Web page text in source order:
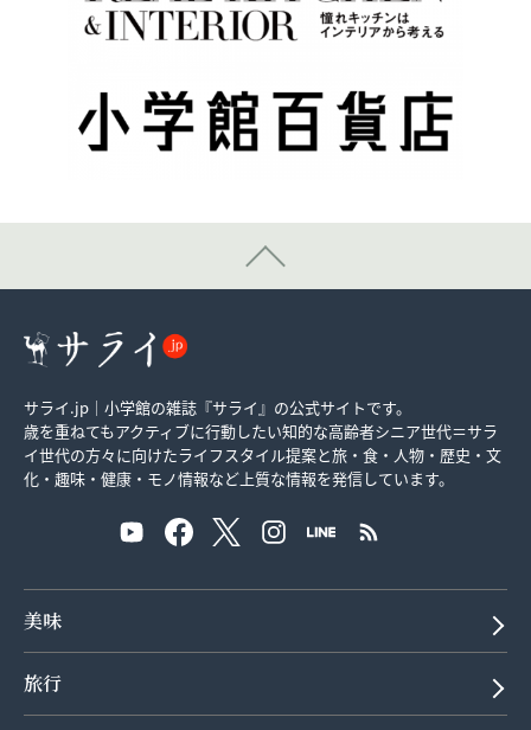
サライ.jp｜小学館の雑誌『サライ』の公式サイトです。
歳を重ねてもアクティブに行動したい知的な高齢者シニア世代＝サラ
イ世代の方々に向けたライフスタイル提案と旅・食・人物・歴史・文
化・趣味・健康・モノ情報など上質な情報を発信しています。
美味
旅行